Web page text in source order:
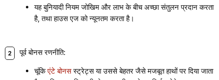
यह बुनियादी नियम जोखिम और लाभ के बीच अच्छा संतुलन प्रदान करता
है, तथा हाउस एज को न्यूनतम करता है।
पूर्व बोनस रणनीति:
चूंकिएंटे बोनसस्ट्रेट्स या उससे बेहतर जैसे मजबूत हाथों पर दिया जाता